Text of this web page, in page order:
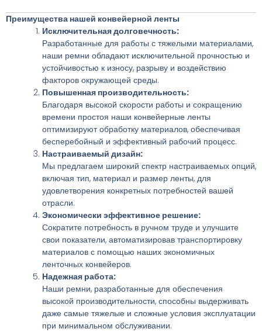
Преимущества нашей конвейерной ленты
Исключительная долговечность:
Разработанные для работы с тяжелыми материалами,
наши ремни обладают исключительной прочностью и
устойчивостью к износу, разрыву и воздействию
факторов окружающей среды.
Повышенная производительность:
Благодаря высокой скорости работы и сокращению
времени простоя наши конвейерные ленты
оптимизируют обработку материалов, обеспечивая
бесперебойный и эффективный рабочий процесс.
Настраиваемый дизайн:
Мы предлагаем широкий спектр настраиваемых опций,
включая тип, материал и размер ленты, для
удовлетворения конкретных потребностей вашей
отрасли.
Экономически эффективное решение:
Сократите потребность в ручном труде и улучшите
свои показатели, автоматизировав транспортировку
материалов с помощью наших экономичных
ленточных конвейеров.
Надежная работа:
Наши ремни, разработанные для обеспечения
высокой производительности, способны выдерживать
даже самые тяжелые и сложные условия эксплуатации
при минимальном обслуживании.